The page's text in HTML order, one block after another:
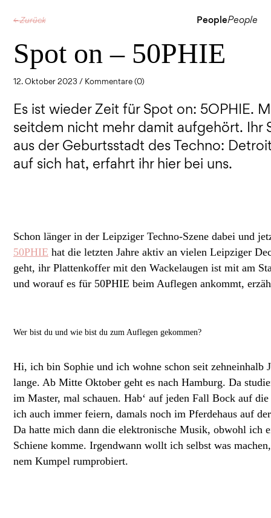
← Zurück PeoplePeople
Spot on – 50PHIE
12. Oktober 2023 / Kommentare (0)
Es ist wieder Zeit für Spot on: 5OPHIE.
seitdem nicht mehr damit aufgehört. Ihr
aus der Geburtsstadt des Techno:
auf sich hat, erfahrt ihr hier bei uns.
Schon länger in der Leipziger Techno-Szene dabei und
50PHIE hat die letzten Jahre aktiv an vielen Leipziger
geht, ihr Plattenkoffer mit den Wackelaugen ist mit am
und worauf es für 50PHIE beim Auflegen ankommt,
Wer bist du und wie bist du zum Auflegen gekommen?
Hi, ich bin Sophie und ich wohne schon seit
lange. Ab Mitte Oktober geht es nach Hamburg. Da
im Master, mal schauen. Hab‘ auf jeden Fall Bock auf
ich auch immer feiern, damals noch im Pferdehaus auf
Da hatte mich dann die elektronische Musik, obwohl ich
Schiene komme. Irgendwann wollt ich selbst was
nem Kumpel rumprobiert.